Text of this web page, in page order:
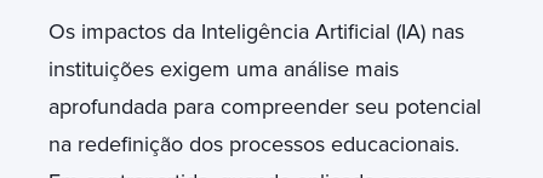
Os impactos da Inteligência Artificial (IA) nas
instituições exigem uma análise mais
aprofundada para compreender seu potencial
na redefinição dos processos educacionais.